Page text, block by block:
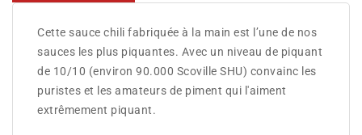
Cette sauce chili fabriquée à la main est l’une de nos
sauces les plus piquantes. Avec un niveau de piquant
de 10/10 (environ 90.000 Scoville SHU) convainc les
puristes et les amateurs de piment qui l'aiment
extrêmement piquant.